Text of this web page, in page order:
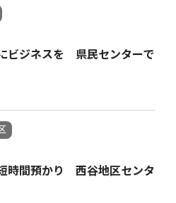
ビジネスを 県民センターで
時間預かり 西谷地区センタ